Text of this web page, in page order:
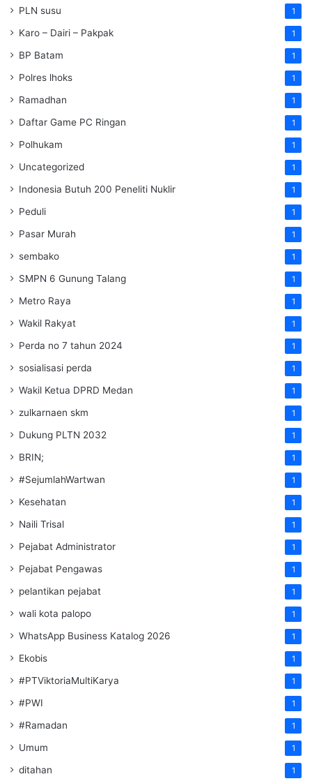
PLN susu 1
Karo – Dairi – Pakpak 1
BP Batam 1
Polres lhoks 1
Ramadhan 1
Daftar Game PC Ringan 1
Polhukam 1
Uncategorized 1
Indonesia Butuh 200 Peneliti Nuklir 1
Peduli 1
Pasar Murah 1
sembako 1
SMPN 6 Gunung Talang 1
Metro Raya 1
Wakil Rakyat 1
Perda no 7 tahun 2024 1
sosialisasi perda 1
Wakil Ketua DPRD Medan 1
zulkarnaen skm 1
Dukung PLTN 2032 1
BRIN; 1
#SejumlahWartwan 1
Kesehatan 1
Naili Trisal 1
Pejabat Administrator 1
Pejabat Pengawas 1
pelantikan pejabat 1
wali kota palopo 1
WhatsApp Business Katalog 2026 1
Ekobis 1
#PTViktoriaMultiKarya 1
#PWI 1
#Ramadan 1
Umum 1
ditahan 1